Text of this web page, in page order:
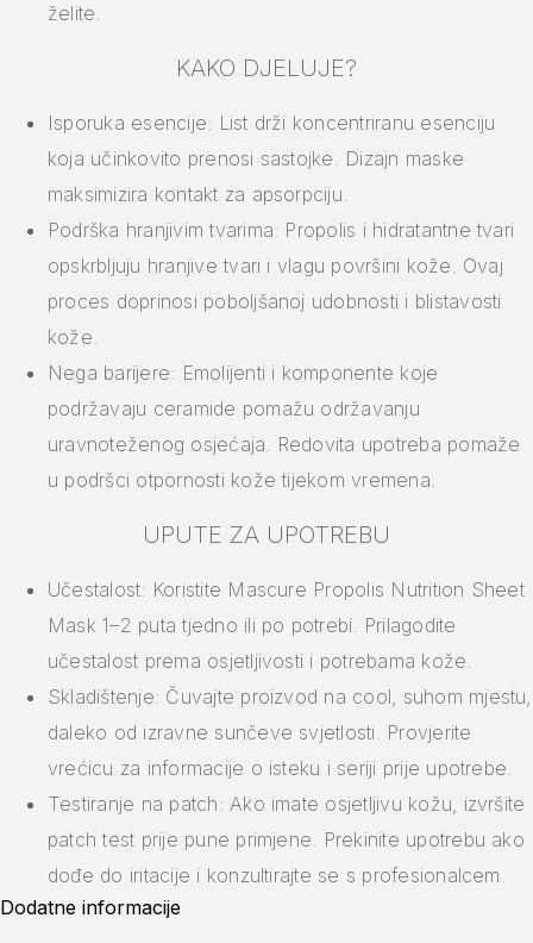
želite.
KAKO DJELUJE?
Isporuka esencije: List drži koncentriranu esenciju
koja učinkovito prenosi sastojke. Dizajn maske
maksimizira kontakt za apsorpciju.
Podrška hranjivim tvarima: Propolis i hidratantne tvari
opskrbljuju hranjive tvari i vlagu površini kože. Ovaj
proces doprinosi poboljšanoj udobnosti i blistavosti
kože.
Nega barijere: Emolijenti i komponente koje
podržavaju ceramide pomažu održavanju
uravnoteženog osjećaja. Redovita upotreba pomaže
u podršci otpornosti kože tijekom vremena.
UPUTE ZA UPOTREBU
Učestalost: Koristite Mascure Propolis Nutrition Sheet
Mask 1–2 puta tjedno ili po potrebi. Prilagodite
učestalost prema osjetljivosti i potrebama kože.
Skladištenje: Čuvajte proizvod na cool, suhom mjestu,
daleko od izravne sunčeve svjetlosti. Provjerite
vrećicu za informacije o isteku i seriji prije upotrebe.
Testiranje na patch: Ako imate osjetljivu kožu, izvršite
patch test prije pune primjene. Prekinite upotrebu ako
dođe do iritacije i konzultirajte se s profesionalcem.
Dodatne informacije